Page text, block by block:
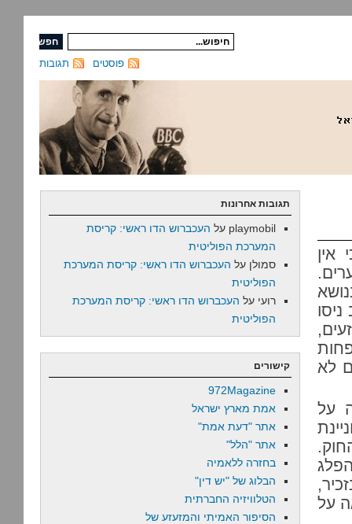
תגובות פוסטים
לא
על
על
תגובות אחרונות
playmobil על העכברוש הדו ראשי: קריסת
המערכת הפוליטית
סמולן על העכברוש הדו ראשי: קריסת המערכת
הפוליטית
רועי על העכברוש הדו ראשי: קריסת המערכת
הפוליטית
קישורים
972Magazine
אמת מארץ ישראל
אתר "דעת אמת"
אתר "הלל"
בחזרה ללאמיה
הבלוג של "יש דין"
הטלוויזיה החברתית
הסיפור האמיתי והמזעזע של